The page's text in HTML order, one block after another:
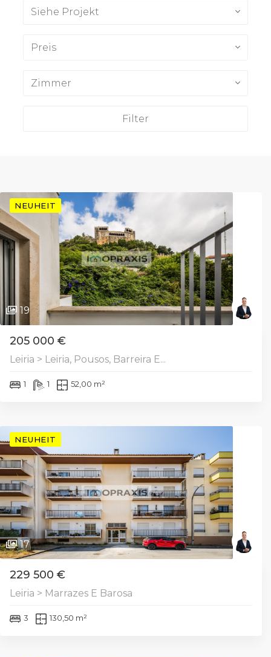
Siehe Projekt
Preis
Zimmer
Filter
NEUHEIT
19
205 000 €
Leiria > Leiria, Pousos, Barreira E...
1 1 52,00 m²
NEUHEIT
17
229 500 €
Leiria > Marrazes E Barosa
3 130,50 m²